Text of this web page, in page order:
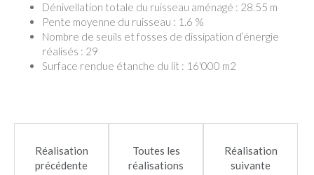
Dénivellation totale du ruisseau aménagé : 28.55 m
Pente moyenne du ruisseau : 1.6 %
Nombre de seuils et fosses de dissipation d’énergie
réalisés : 29
Surface rendue étanche du lit : 16'000 m2
Réalisation
précédente
Toutes les
réalisations
Réalisation
suivante